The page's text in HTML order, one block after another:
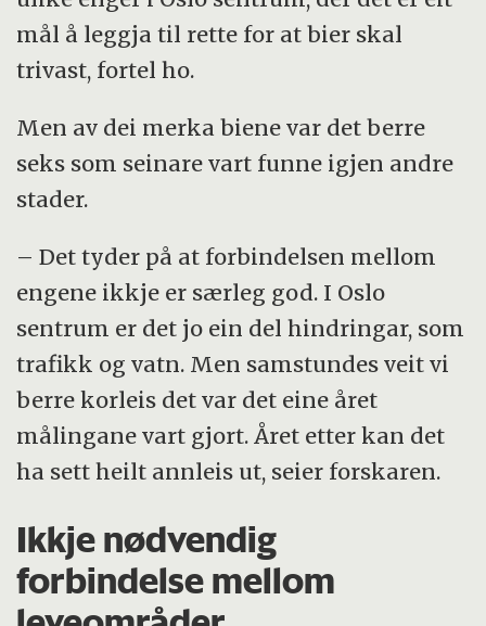
mål å leggja til rette for at bier skal
trivast, fortel ho.
Men av dei merka biene var det berre
seks som seinare vart funne igjen andre
stader.
– Det tyder på at forbindelsen mellom
engene ikkje er særleg god. I Oslo
sentrum er det jo ein del hindringar, som
trafikk og vatn. Men samstundes veit vi
berre korleis det var det eine året
målingane vart gjort. Året etter kan det
ha sett heilt annleis ut, seier forskaren.
Ikkje nødvendig
forbindelse mellom